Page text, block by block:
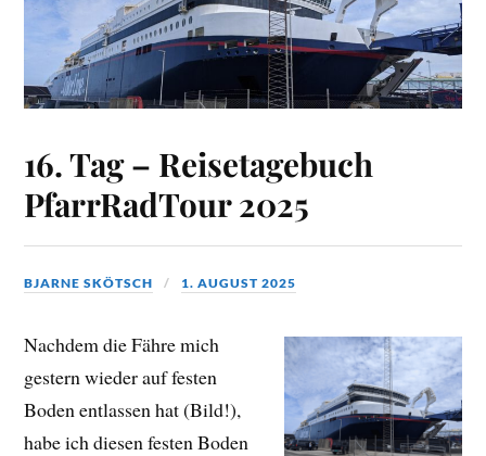
16. Tag – Reisetagebuch
PfarrRadTour 2025
BJARNE SKÖTSCH 1. AUGUST 2025
Nachdem die Fähre mich
gestern wieder auf festen
Boden entlassen hat (Bild!),
habe ich diesen festen Boden